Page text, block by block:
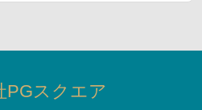
PGスクエア